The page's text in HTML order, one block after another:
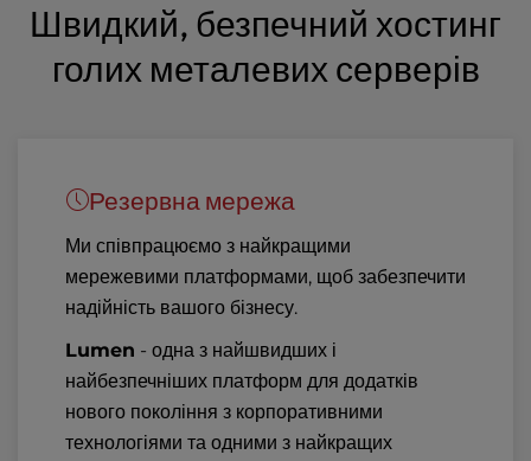
Швидкий, безпечний хостинг
голих металевих серверів
Резервна мережа
Ми співпрацюємо з найкращими
мережевими платформами, щоб забезпечити
надійність вашого бізнесу.
Lumen - одна з найшвидших і
найбезпечніших платформ для додатків
нового покоління з корпоративними
технологіями та одними з найкращих